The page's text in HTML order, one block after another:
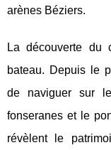
arènes Béziers.
La découverte du
bateau. Depuis le
de naviguer sur
fonseranes et le
révèlent le